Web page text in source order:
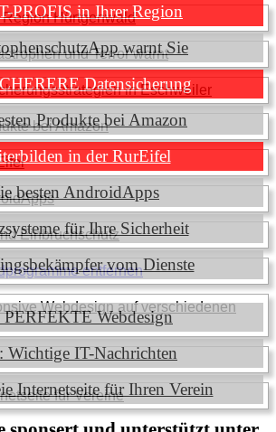
PROFIS in Ihrer Region
warnt Sie
Datensicherung
Produkte bei Amazon
in der RurEifel
besten AndroidApps
für Ihre Sicherheit
vom Dienste
PERFEKTE Webdesign
Wichtige IT-Nachrichten
Internetseite für Ihren Verein